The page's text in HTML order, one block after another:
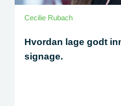
Cecilie Rubach
Hvordan lage godt
signage.